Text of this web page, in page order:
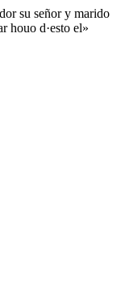
su señor y marido
houo d·esto el»